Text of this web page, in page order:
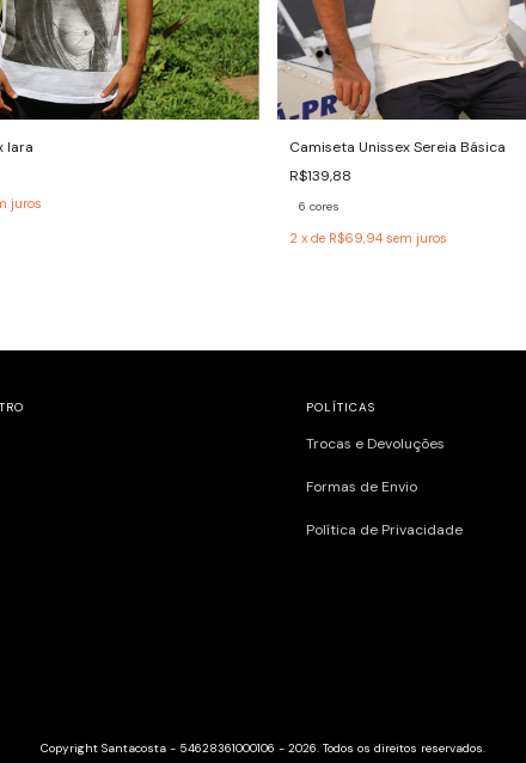
Iara
juros
Camiseta Unissex Sereia Básica
R$139,88
6 cores
2 x de R$69,94 sem juros
POLÍTICAS
Trocas e Devoluções
Formas de Envio
Política de Privacidade
Copyright Santacosta - 54628361000106 - 2026. Todos os direitos reservados.